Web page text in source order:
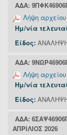
ΑΔΑ:
Λήψη αρχείου
Ημ/νία
Είδος:
ΑΔΑ:
Λήψη αρχείου
Ημ/νία
Είδος:
ΑΔΑ:
ΑΠΡΙΛΙΟΣ 2026